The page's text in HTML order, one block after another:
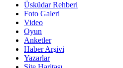
Üsküdar Rehberi
Foto Galeri
Video
Oyun
Anketler
Haber Arşivi
Yazarlar